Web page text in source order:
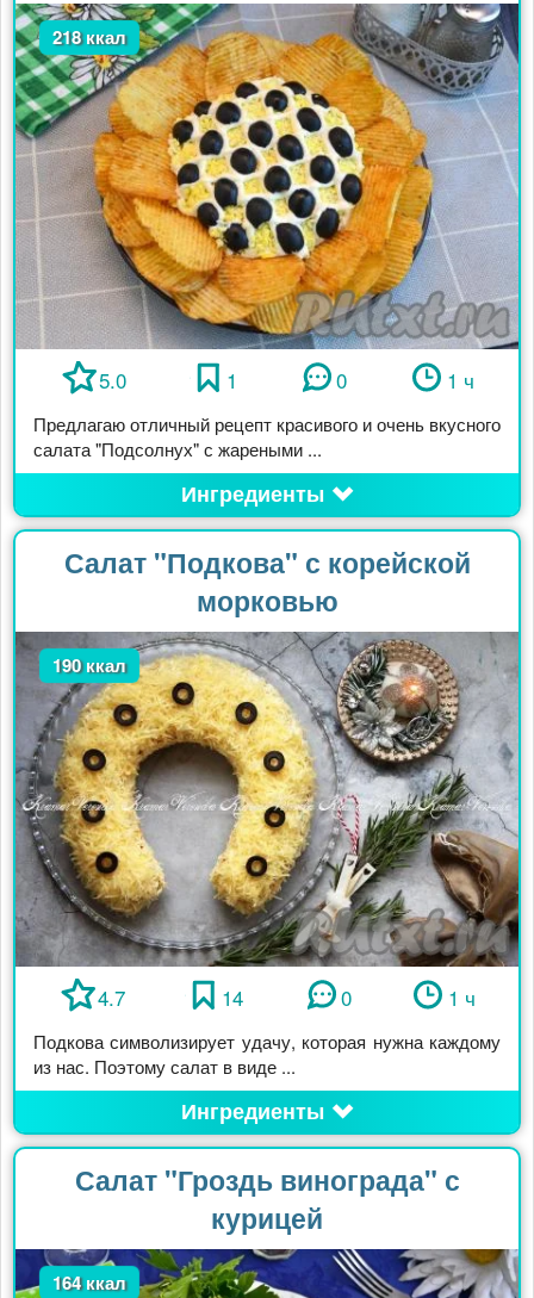
218 ккал
5.0 1 0 1 ч
Предлагаю отличный рецепт красивого и очень вкусного
салата "Подсолнух" с жареными ...
Ингредиенты
Салат "Подкова" с корейской
морковью
190 ккал
4.7 14 0 1 ч
Подкова символизирует удачу, которая нужна каждому
из нас. Поэтому салат в виде ...
Ингредиенты
Салат "Гроздь винограда" с
курицей
164 ккал